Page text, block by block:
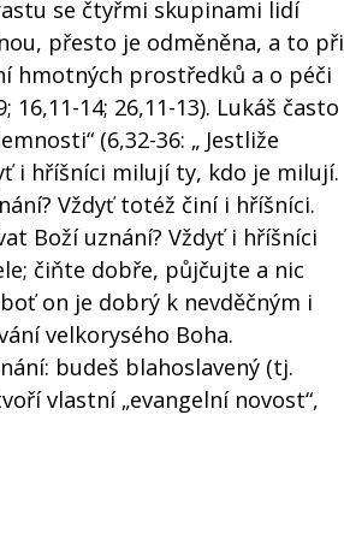
se čtyřmi skupinami lidí
přesto je odměněna, a to při
hmotných prostředků a o péči
14; 26,11-13). Lukáš často
(6,32-36: „ Jestliže
i hříšníci milují ty, kdo je milují.
Vždyť totéž činí i hříšníci.
Boží uznání? Vždyť i hříšníci
čiňte dobře, půjčujte a nic
on je dobrý k nevděčným i
velkorysého Boha.
budeš blahoslavený (tj.
vlastní „evangelní novost“,